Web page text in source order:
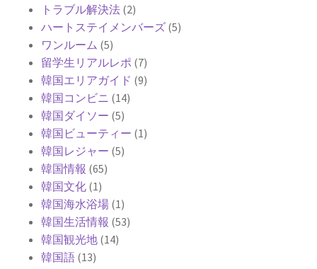
トラブル解決法 (2)
ハートステイメンバーズ (5)
ワンルーム (5)
留学生リアルレポ (7)
韓国エリアガイド (9)
韓国コンビニ (14)
韓国ダイソー (5)
韓国ビューティー (1)
韓国レジャー (5)
韓国情報 (65)
韓国文化 (1)
韓国海水浴場 (1)
韓国生活情報 (53)
韓国観光地 (14)
韓国語 (13)